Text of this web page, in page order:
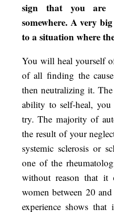
sign that you are
somewhere. A very
to a situation where
You will heal yourself
of all finding the
then neutralizing it.
ability to self-heal,
try. The majority of
the result of your
systemic sclerosis or
one of the
without reason that it
women between 20
experience shows